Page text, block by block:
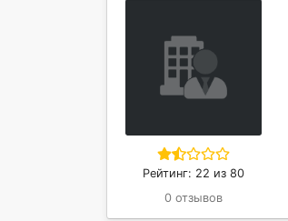
Рейтинг: 22 из 80
0 отзывов